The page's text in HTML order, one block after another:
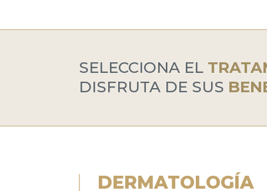
SELECCIONA EL
DISFRUTA DE SUS
DERMATOLOGÍA